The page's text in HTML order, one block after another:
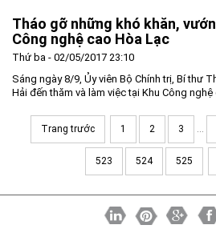
Tháo gỡ những khó khăn,
Công nghệ cao Hòa Lạc
Thứ ba - 02/05/2017 23:10
Sáng ngày 8/9, Ủy viên Bộ Chính trị, Bí thư
Hải đến thăm và làm việc tại Khu Công
Trang trước 1 2 3 ...
523 524 525